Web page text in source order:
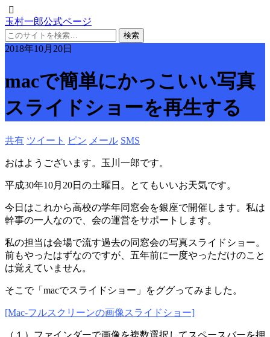
玉村一郎公式ページ
2018年10月20日
macで簡単にかっこいい写真
スライドショーを再生する
共有 ツイート ピン メール SMS
おはようございます。玉川一郎です。
平成30年10月20日の土曜日。とてもいいお天気です。
今日はこれから高校の学年同窓会を銀座で開催します。私は
幹事の一人なので、会の運営をサポートします。
私の担当は会場で流す過去の同窓会の写真スライドショー。
前もやったはずなのですが、五年前に一度やっただけのこと
は覚えていません。
そこで「macでスライドショー」をググってみました。
[Mac-フルスクリーンの画像スライドショー]
（１）ファインダーで画像を複数選択してスペースバーを押